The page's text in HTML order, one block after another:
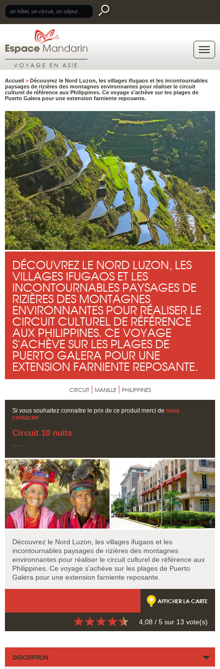
VOYAGE EN ASIE
Accueil > Découvrez le Nord Luzon, les villages ifugaos et les incontournables
paysages de rizières des montagnes environnantes pour réaliser le circuit
culturel de référence aux Philippines. Ce voyage s'achève sur les plages de
Puerto Galera pour une extension farniente reposante.
DÉCOUVREZ LE NORD LUZON, LES
VILLAGES IFUGAOS ET LES
INCONTOURNABLES PAYSAGES DE
RIZIÈRES DES MONTAGNES
ENVIRONNANTES POUR RÉALISER LE
CIRCUIT CULTUREL DE RÉFÉRENCE
AUX PHILIPPINES. CE VOYAGE
S'ACHÈVE SUR LES PLAGES DE
PUERTO GALERA POUR UNE
EXTENSION FARNIENTE REPOSANTE.
CIRCUIT MANILLE PHILIPPINES
Si vous souhaitez connaitre le prix de ce produit merci de nous
contacter
Circuit 10 nuits
Découvrez le Nord Luzon, les villages ifugaos et les
incontournables paysages de rizières des montagnes
environnantes pour réaliser le circuit culturel de référence aux
Philippines. Ce voyage s'achève sur les plages de Puerto
Galera pour une extension farniente reposante.
AFFICHER LA CARTE
4,08 / 5 sur 13 vote(s)
DESCRIPTION